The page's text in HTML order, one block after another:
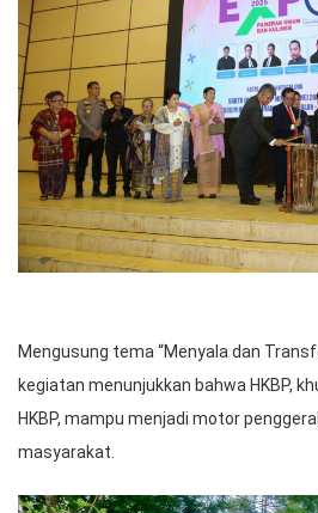
Mengusung tema “Menyala dan
kegiatan menunjukkan bahwa HKBP,
HKBP, mampu menjadi motor
masyarakat.